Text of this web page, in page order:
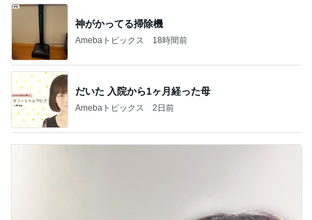
神がかってる掃除機
Amebaトピックス 18時間前
だいた 入院から1ヶ月経った母
Amebaトピックス 2日前